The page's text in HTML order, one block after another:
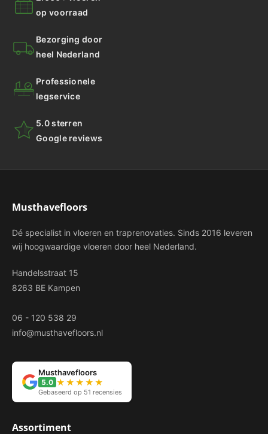
op voorraad
Bezorging door
heel Nederland
Professionele
legservice
5.0 sterren
Google reviews
Musthavefloors
Dé specialist in vloeren en traprenovaties. Sinds 2016 leveren
wij hoogwaardige vloeren door heel Nederland.
Handelsstraat 15
8263 BE Kampen
06 - 120 538 29
info@musthavefloors.nl
Musthavefloors
5.0 ★★★★★
Gebaseerd op 51 recensies
Assortiment